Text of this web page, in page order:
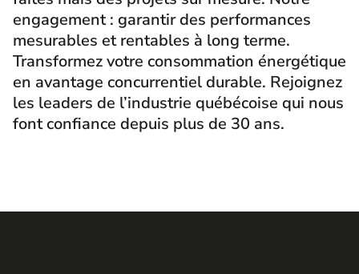
engagement : garantir des performances
mesurables et rentables à long terme.
Transformez votre consommation énergétique
en avantage concurrentiel durable. Rejoignez
les leaders de l’industrie québécoise qui nous
font confiance depuis plus de 30 ans.